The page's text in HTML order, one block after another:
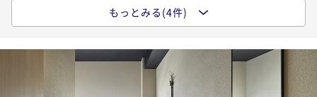
【素泊まり】まちなかで温泉に浸かる。由縁の寛ぎを
IN 15:00 - 27:00 OUT11:00
ポイント即利用で 最大5％OFF
もっとみる(4件)